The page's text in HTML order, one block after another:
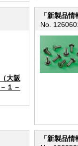
大阪
１－
「新製品
No.
「新製品